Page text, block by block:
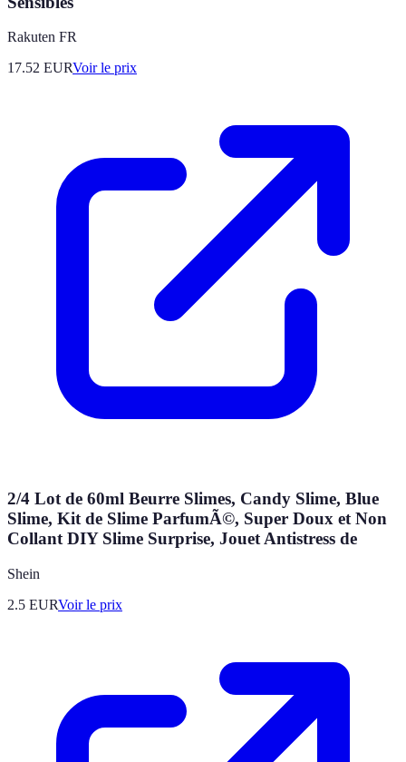
Rakuten FR
17.52 EURVoir le prix
2/4 Lot de 60ml Beurre Slimes, Candy Slime, Blue
Slime, Kit de Slime ParfumÃ©, Super Doux et Non
Collant DIY Slime Surprise, Jouet Antistress de
Shein
2.5 EURVoir le prix